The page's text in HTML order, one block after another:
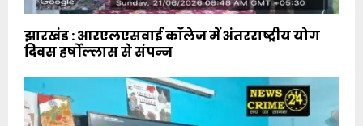
झारखंड : आरएलएसवाई कॉलेज में अंतरराष्ट्रीय योग
दिवस हर्षोल्लास से संपन्न